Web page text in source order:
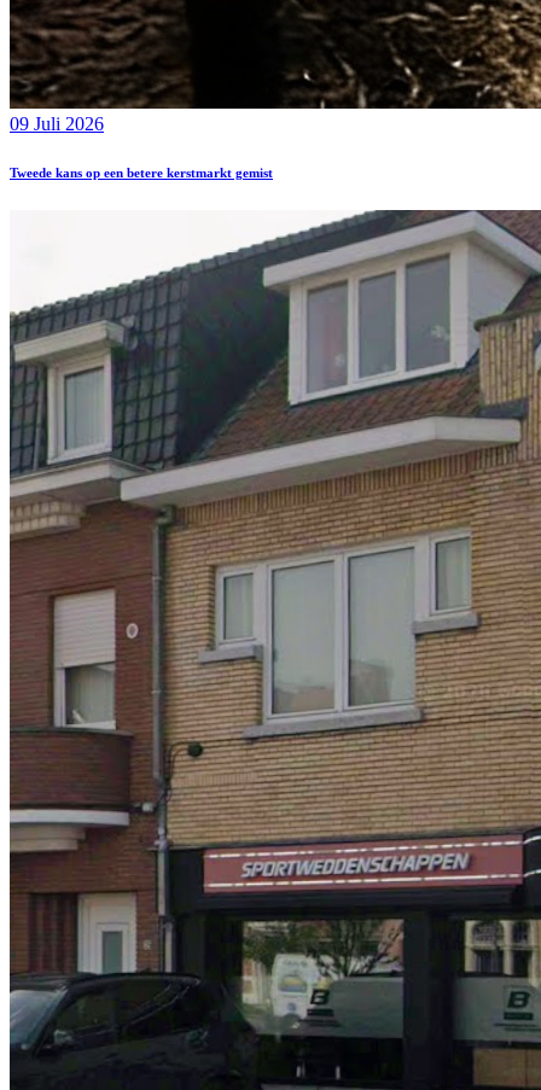
09 Juli 2026
Tweede kans op een betere kerstmarkt gemist